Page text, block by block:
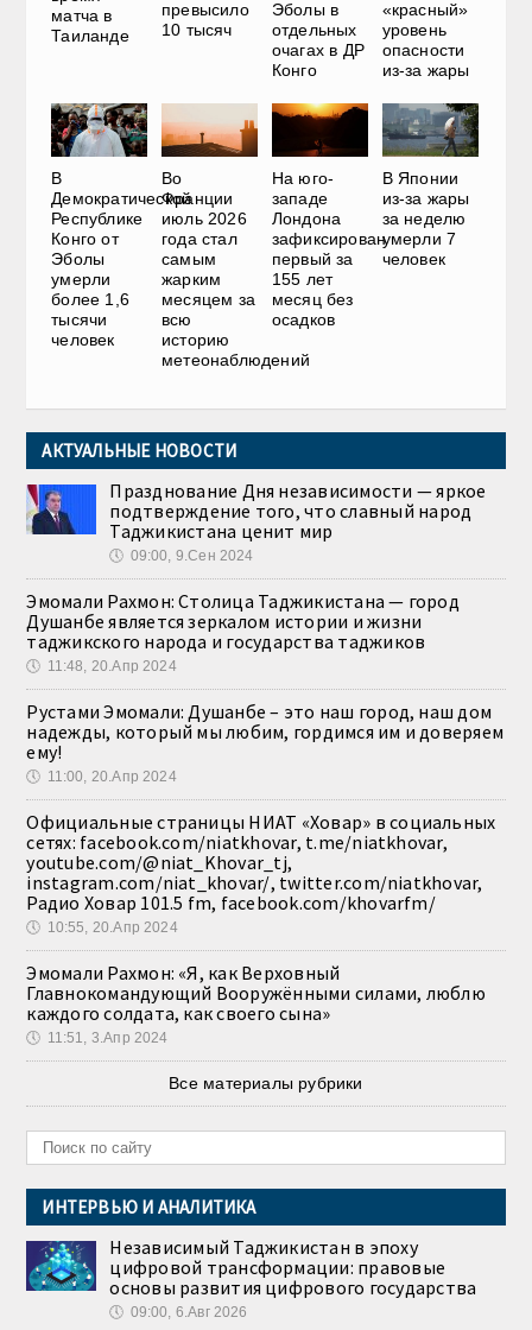
матча в
Таиланде
превысило
10 тысяч
Эболы в
отдельных
очагах в ДР
Конго
«красный»
уровень
опасности
из-за жары
В
Демократической
Республике
Конго от
Эболы
умерли
более 1,6
тысячи
человек
Во
Франции
июль 2026
года стал
самым
жарким
месяцем за
всю
историю
метеонаблюдений
На юго-
западе
Лондона
зафиксирован
первый за
155 лет
месяц без
осадков
В Японии
из-за жары
за неделю
умерли 7
человек
АКТУАЛЬНЫЕ НОВОСТИ
Празднование Дня независимости — яркое
подтверждение того, что славный народ
Таджикистана ценит мир
🕔 09:00, 9.Сен 2024
Эмомали Рахмон: Столица Таджикистана — город
Душанбе является зеркалом истории и жизни
таджикского народа и государства таджиков
🕔 11:48, 20.Апр 2024
Рустами Эмомали: Душанбе – это наш город, наш дом
надежды, который мы любим, гордимся им и доверяем
ему!
🕔 11:00, 20.Апр 2024
Официальные страницы НИАТ «Ховар» в социальных
сетях: facebook.com/niatkhovar, t.me/niatkhovar,
youtube.com/@niat_Khovar_tj,
instagram.com/niat_khovar/, twitter.com/niatkhovar,
Радио Ховар 101.5 fm, facebook.com/khovarfm/
🕔 10:55, 20.Апр 2024
Эмомали Рахмон: «Я, как Верховный
Главнокомандующий Вооружёнными силами, люблю
каждого солдата, как своего сына»
🕔 11:51, 3.Апр 2024
Все материалы рубрики
ИНТЕРВЬЮ И АНАЛИТИКА
Независимый Таджикистан в эпоху
цифровой трансформации: правовые
основы развития цифрового государства
🕔 09:00, 6.Авг 2026